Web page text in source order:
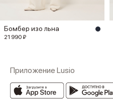
Бомбер изо льна
21 990 ₽
Приложение Lusio